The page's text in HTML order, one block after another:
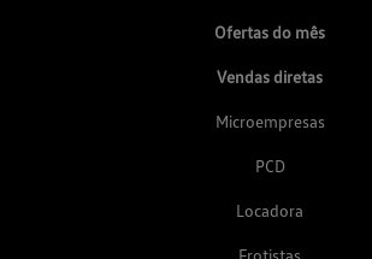
Ofertas do mês
Vendas diretas
Microempresas
PCD
Locadora